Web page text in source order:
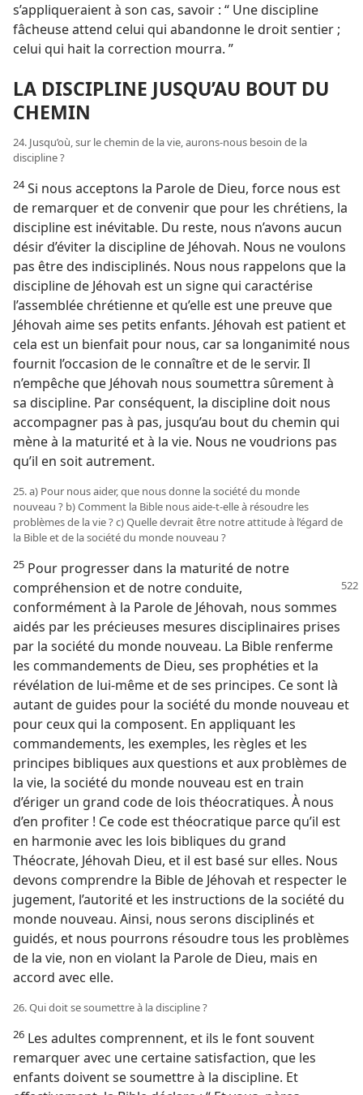
s’appliqueraient à son cas, savoir : “ Une discipline
fâcheuse attend celui qui abandonne le droit sentier ;
celui qui hait la correction mourra. ”
LA DISCIPLINE JUSQU’AU BOUT DU
CHEMIN
24. Jusqu’où, sur le chemin de la vie, aurons-​nous besoin de la
discipline ?
24Si nous acceptons la Parole de Dieu, force nous est
de remarquer et de convenir que pour les chrétiens, la
discipline est inévitable. Du reste, nous n’avons aucun
désir d’éviter la discipline de Jéhovah. Nous ne voulons
pas être des indisciplinés. Nous nous rappelons que la
discipline de Jéhovah est un signe qui caractérise
l’assemblée chrétienne et qu’elle est une preuve que
Jéhovah aime ses petits enfants. Jéhovah est patient et
cela est un bienfait pour nous, car sa longanimité nous
fournit l’occasion de le connaître et de le servir. Il
n’empêche que Jéhovah nous soumettra sûrement à
sa discipline. Par conséquent, la discipline doit nous
accompagner pas à pas, jusqu’au bout du chemin qui
mène à la maturité et à la vie. Nous ne voudrions pas
qu’il en soit autrement.
25. a) Pour nous aider, que nous donne la société du monde
nouveau ? b) Comment la Bible nous aide-​t-​elle à résoudre les
problèmes de la vie ? c) Quelle devrait être notre attitude à l’égard de
la Bible et de la société du monde nouveau ?
25 Pour progresser dans la maturité de notre
compréhension et de notre conduite,
conformément à la Parole de Jéhovah, nous sommes
aidés par les précieuses mesures disciplinaires prises
par la société du monde nouveau. La Bible renferme
les commandements de Dieu, ses prophéties et la
révélation de lui-​même et de ses principes. Ce sont là
autant de guides pour la société du monde nouveau et
pour ceux qui la composent. En appliquant les
commandements, les exemples, les règles et les
principes bibliques aux questions et aux problèmes de
la vie, la société du monde nouveau est en train
d’ériger un grand code de lois théocratiques. À nous
d’en profiter ! Ce code est théocratique parce qu’il est
en harmonie avec les lois bibliques du grand
Théocrate, Jéhovah Dieu, et il est basé sur elles. Nous
devons comprendre la Bible de Jéhovah et respecter le
jugement, l’autorité et les instructions de la société du
monde nouveau. Ainsi, nous serons disciplinés et
guidés, et nous pourrons résoudre tous les problèmes
de la vie, non en violant la Parole de Dieu, mais en
accord avec elle.
26. Qui doit se soumettre à la discipline ?
26 Les adultes comprennent, et ils le font souvent
remarquer avec une certaine satisfaction, que les
enfants doivent se soumettre à la discipline. Et